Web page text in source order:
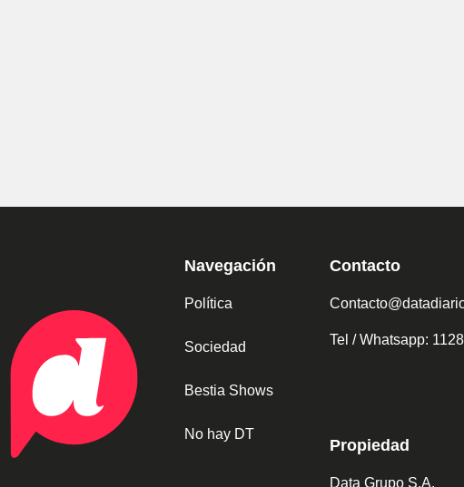
Navegación
Política
Sociedad
Bestia Shows
No hay DT
Contacto
Tel / Whatsapp:
Propiedad
Data Grupo S.A.